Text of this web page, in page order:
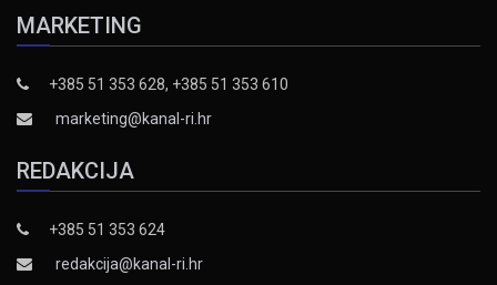
MARKETING
+385 51 353 628, +385 51 353 610
marketing@kanal-ri.hr
REDAKCIJA
+385 51 353 624
redakcija@kanal-ri.hr